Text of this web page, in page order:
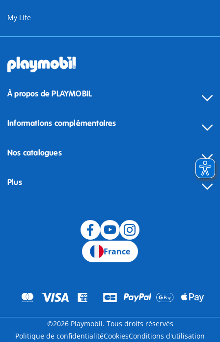
My Life
À propos de PLAYMOBIL
Informations complémentaires
Nos catalogues
Plus
France
©2026 Playmobil. Tous droits réservés
Politique de confidentialitéCookiesConditions d'utilisation